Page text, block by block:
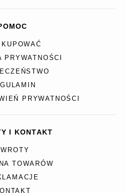
PRYWATNOŚCI
PRYWATNOŚCI
I KONTAKT
TOWARÓW